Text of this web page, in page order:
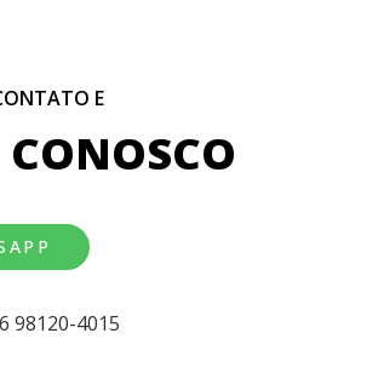
E
CONOSCO
98120-4015